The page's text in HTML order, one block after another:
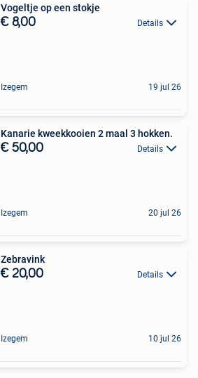
Vogeltje op een stokje
€ 8,00 Details
Izegem 19 jul 26
Kanarie kweekkooien 2 maal 3 hokken.
€ 50,00 Details
Izegem 20 jul 26
Zebravink
€ 20,00 Details
Izegem 10 jul 26